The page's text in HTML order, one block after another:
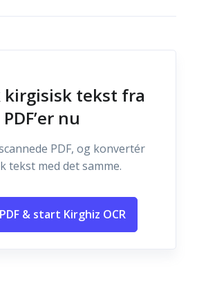
tekst fra
PDF’er nu
PDF, og konvertér
tekst med det samme.
& start Kirghiz OCR